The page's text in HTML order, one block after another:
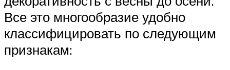
Все это многообразие удобно
классифицировать по следующим
признакам: